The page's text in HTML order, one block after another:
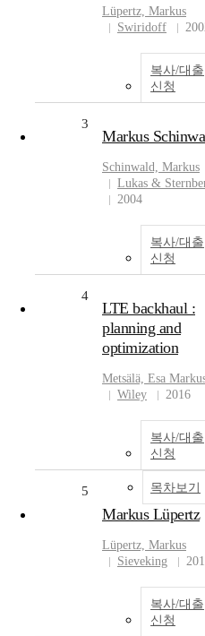
Lüpertz, Markus
Swiridoff
복사/대출
신청
3
Markus
Schinwald, Markus
Lukas &
2004
복사/대출
신청
4
LTE backhaul :
planning and
optimization
Metsälä, Esa
Wiley
2016
복사/대출
신청
목차보기
5
Markus Lüpertz
Lüpertz, Markus
Sieveking
복사/대출
신청